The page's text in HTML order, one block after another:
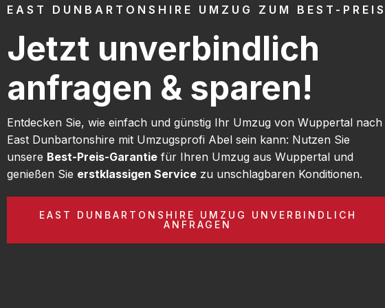
EAST DUNBARTONSHIRE UMZUG ZUM BEST-PREIS
Jetzt unverbindlich
anfragen & sparen!
Entdecken Sie, wie einfach und günstig Ihr Umzug von Wuppertal nach
East Dunbartonshire mit Umzugsprofi Abel sein kann: Nutzen Sie
unsere Best-Preis-Garantie für Ihren Umzug aus Wuppertal und
genießen Sie erstklassigen Service zu unschlagbaren Konditionen.
EAST DUNBARTONSHIRE UMZUG UNVERBINDLICH
ANFRAGEN